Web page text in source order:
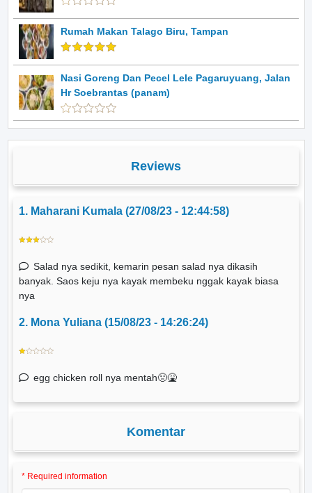
Rumah Makan Talago Biru, Tampan
Nasi Goreng Dan Pecel Lele Pagaruyuang, Jalan
Hr Soebrantas (panam)
Reviews
1. Maharani Kumala (27/08/23 - 12:44:58)
Salad nya sedikit, kemarin pesan salad nya dikasih
banyak. Saos keju nya kayak membeku nggak kayak biasa
nya
2. Mona Yuliana (15/08/23 - 14:26:24)
egg chicken roll nya mentah🤢🤮
Komentar
* Required information